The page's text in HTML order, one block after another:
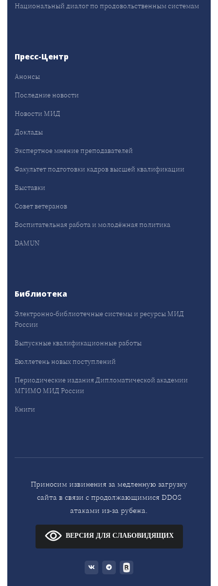
Национальный диалог по продовольственным системам
Пресс-Центр
Анонсы
Последние новости
Новости МИД
Доклады
Экспертное мнение преподавателей
Факультет подготовки кадров высшей квалификации
Выставки
Совет ветеранов
Воспитательная работа и молодёжная политика
DAMUN
Библиотека
Электронно-библиотечные системы и ресурсы МИД
России
Выпускные квалификационные работы
Бюллетень новых поступлений
Периодические издания Дипломатической академии
МГИМО МИД России
Книги
Приносим извинения за медленную загрузку
сайта в связи с продолжающимися DDOS
атаками из-за рубежа.
ВЕРСИЯ ДЛЯ СЛАБОВИДЯЩИХ